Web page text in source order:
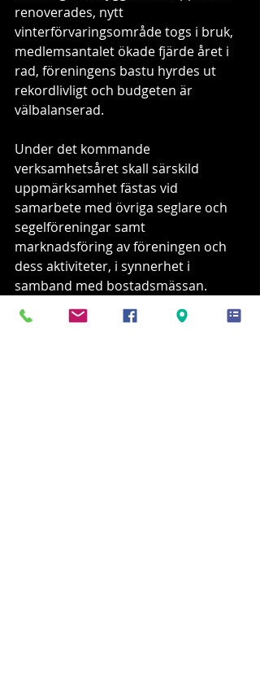
renoverades, nytt
vinterförvaringsområde togs i bruk,
medlemsantalet ökade fjärde året i
rad, föreningens bastu hyrdes ut
rekordlivligt och budgeten är
välbalanserad.
Under det kommande
verksamhetsåret skall särskild
uppmärksamhet fästas vid
samarbete med övriga seglare och
segelföreningar samt
marknadsföring av föreningen och
dess aktiviteter, i synnerhet i
samband med bostadsmässan.
Föreningen har sökt och fått
ekonomiskt bidrag till underhåll av